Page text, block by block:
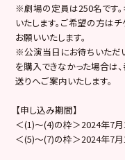
※劇場の定員は250名です
いたします。ご希望の方は
お願いいたします。
※公演当日にお待ちいただ
を購入できなかった場合は
送りへご案内いたします。
【申し込み期間】
＜(1)～(4)の枠＞2024年7
＜(5)～(7)の枠＞2024年7